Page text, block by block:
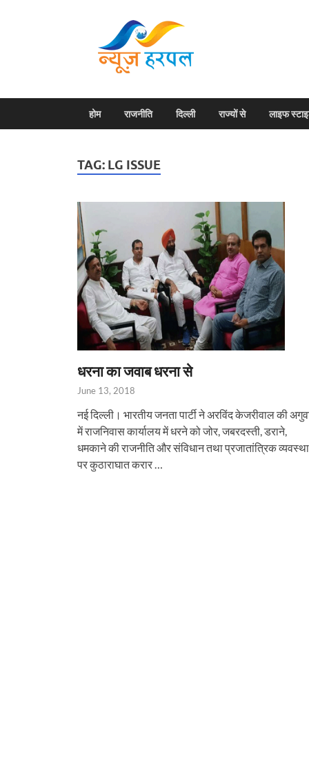
होम राजनीति दिल्ली राज्यों से लाइफ
TAG: LG ISSUE
धरना का जवाब धरना से
June 13, 2018
नई दिल्ली। भारतीय जनता पार्टी ने अरविंद केजरीवाल की
में राजनिवास कार्यालय में धरने को जोर, जबरदस्ती, डराने,
धमकाने की राजनीति और संविधान तथा प्रजातांत्रिक व्यवस्था
पर कुठाराघात करार …